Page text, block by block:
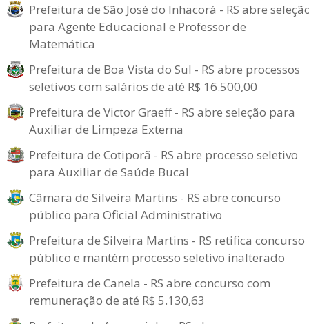
Prefeitura de São José do Inhacorá - RS abre
para Agente Educacional e Professor de
Matemática
Prefeitura de Boa Vista do Sul - RS abre processos
seletivos com salários de até R$ 16.500,00
Prefeitura de Victor Graeff - RS abre seleção para
Auxiliar de Limpeza Externa
Prefeitura de Cotiporã - RS abre processo seletivo
para Auxiliar de Saúde Bucal
Câmara de Silveira Martins - RS abre concurso
público para Oficial Administrativo
Prefeitura de Silveira Martins - RS retifica concurso
público e mantém processo seletivo inalterado
Prefeitura de Canela - RS abre concurso com
remuneração de até R$ 5.130,63